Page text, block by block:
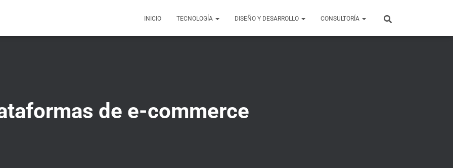
INICIO TECNOLOGÍA DISEÑO Y DESARROLLO CONSULTORÍA
de e-commerce